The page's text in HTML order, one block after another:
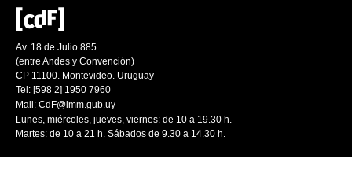
Av. 18 de Julio 885
(entre Andes y Convención)
CP 11100. Montevideo. Uruguay
Tel: [598 2] 1950 7960
Mail: CdF@imm.gub.uy
Lunes, miércoles, jueves, viernes: de 10 a 19.30 h.
Martes: de 10 a 21 h. Sábados de 9.30 a 14.30 h.